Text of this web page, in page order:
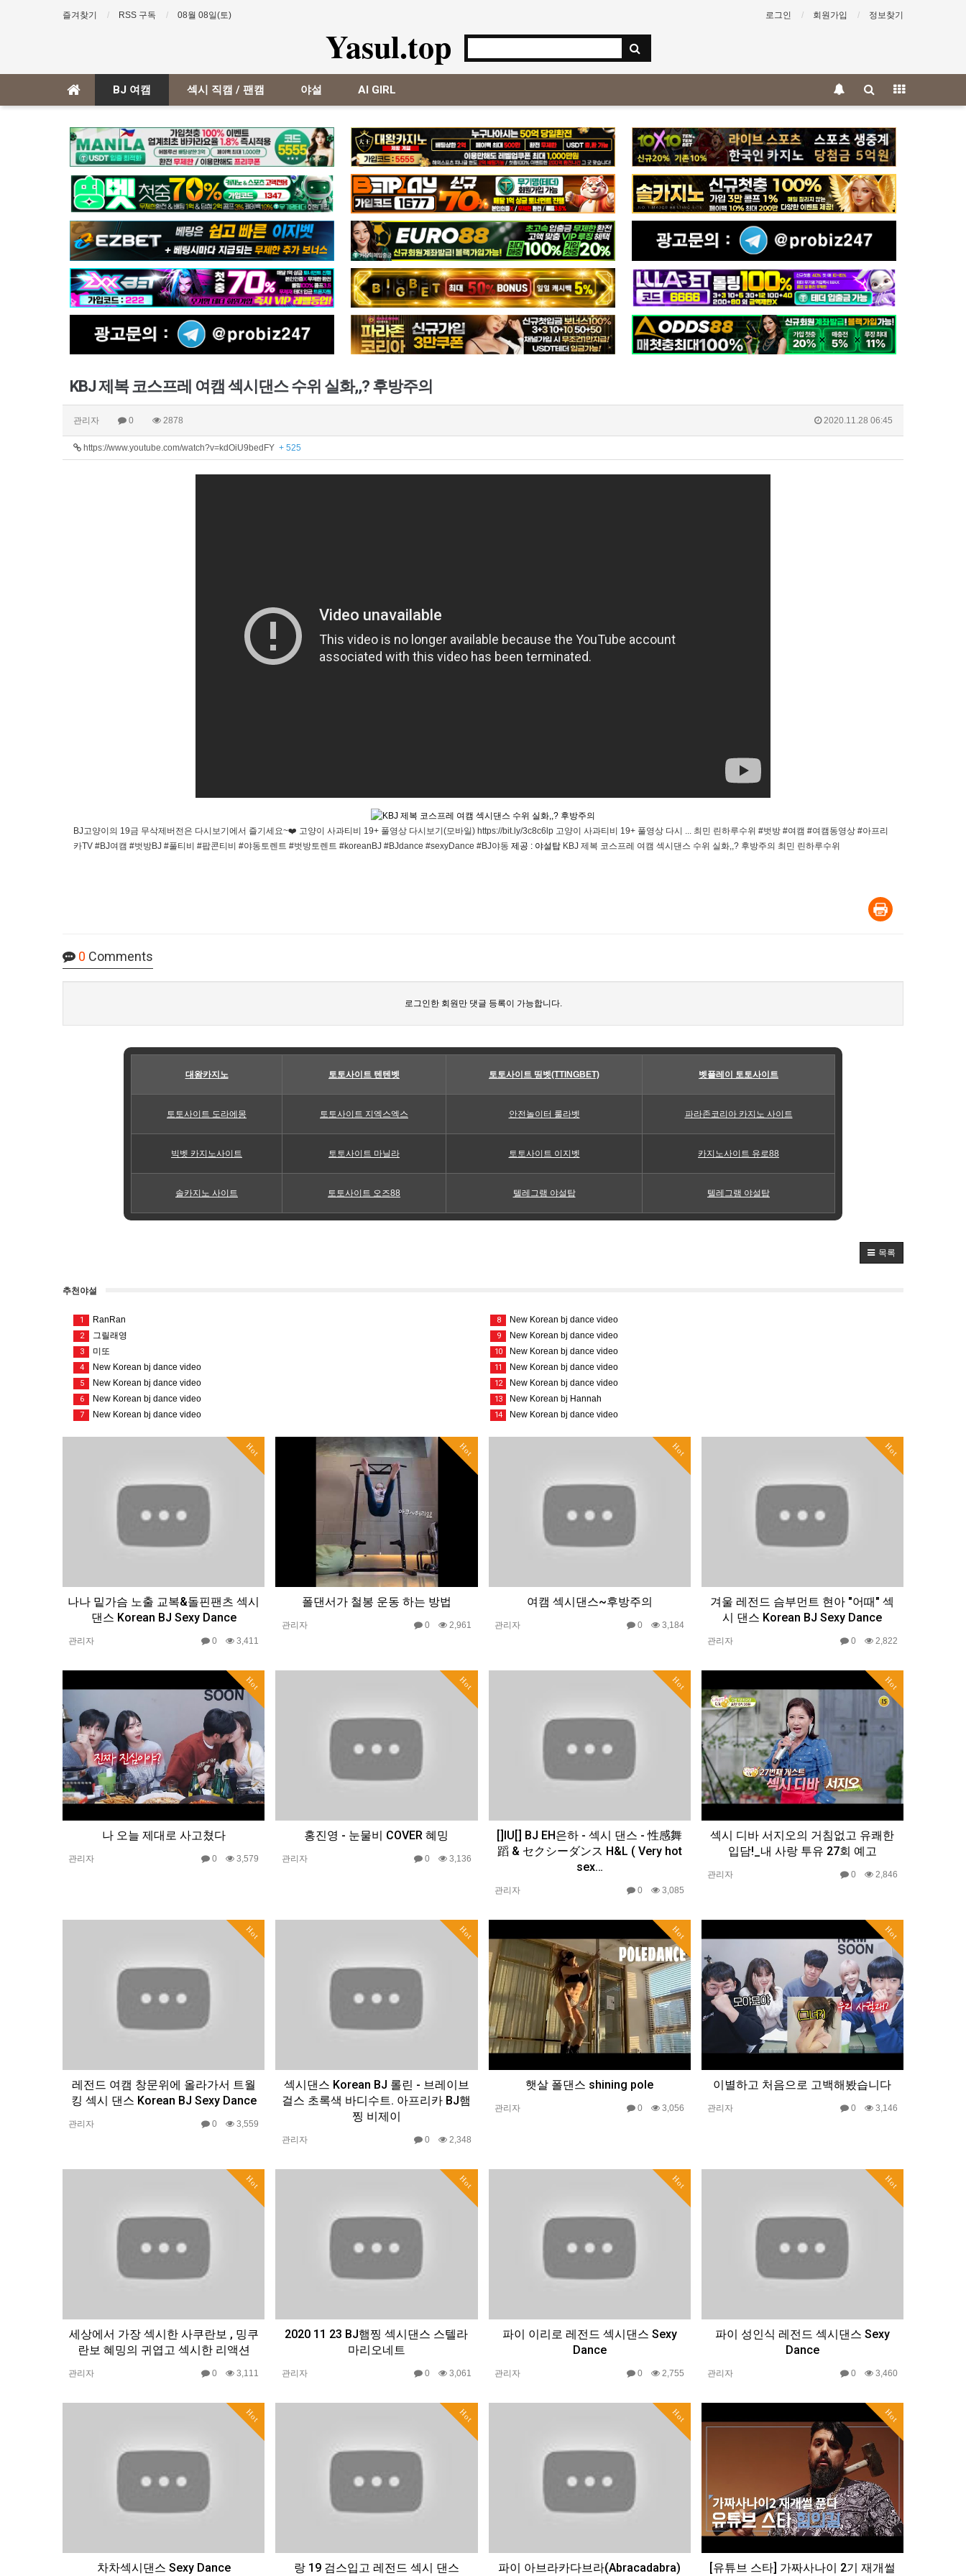
즐겨찾기 RSS 구독 08월 08일(토) 로그인 회원가입 정보찾기
Yasul.top
BJ 여캠 섹시 직캠 / 팬캠 야설 AI GIRL
KBJ 제복 코스프레 여캠 섹시댄스 수위 실화,,? 후방주의
관리자 0 2878 2020.11.28 06:45
https://www.youtube.com/watch?v=kdOiU9bedFY + 525
BJ고양이의 19금 무삭제버전은 다시보기에서 즐기세요~❤️ 고양이 사과티비 19+ 풀영상 다시보기(모바일) https://bit.ly/3c8c6lp 고양이 사과티비 19+ 풀영상 다시 ... 최민 린하루수위 #벗방 #여캠 #여캠동영상 #아프리
카TV #BJ여캠 #벗방BJ #풀티비 #팝콘티비 #야동토렌트 #벗방토렌트 #koreanBJ #BJdance #sexyDance #BJ야동 제공 : 야설탑 KBJ 제복 코스프레 여캠 섹시댄스 수위 실화,,? 후방주의 최민 린하루수위
0 Comments
로그인한 회원만 댓글 등록이 가능합니다.
대왕카지노 토토사이트 텐텐벳 토토사이트 띵벳(TTINGBET) 벳플레이 토토사이트
토토사이트 도라에몽 토토사이트 지엑스엑스 안전놀이터 룰라벳 파라존코리아 카지노 사이트
빅벳 카지노사이트 토토사이트 마닐라 토토사이트 이지벳 카지노사이트 유로88
솔카지노 사이트 토토사이트 오즈88 텔레그램 야설탑 텔레그램 야설탑
목록
추천야설
1 RanRan
2 그릴래영
3 미또
4 New Korean bj dance video
5 New Korean bj dance video
6 New Korean bj dance video
7 New Korean bj dance video
8 New Korean bj dance video
9 New Korean bj dance video
10 New Korean bj dance video
11 New Korean bj dance video
12 New Korean bj dance video
13 New Korean bj Hannah
14 New Korean bj dance video
Hot
나나 밑가슴 노출 교복&돌핀팬츠 섹시
댄스 Korean BJ Sexy Dance
관리자 0 3,411
Hot
폴댄서가 철봉 운동 하는 방법
관리자 0 2,961
Hot
여캠 섹시댄스~후방주의
관리자 0 3,184
Hot
겨울 레전드 슴부먼트 현아 "어때" 섹
시 댄스 Korean BJ Sexy Dance
관리자 0 2,822
Hot
나 오늘 제대로 사고쳤다
관리자 0 3,579
Hot
홍진영 - 눈물비 COVER 혜밍
관리자 0 3,136
Hot
[]IU[] BJ EH은하 - 섹시 댄스 - 性感舞
蹈 & セクシーダンス H&L ( Very hot
sex…
관리자 0 3,085
Hot
섹시 디바 서지오의 거침없고 유쾌한
입담!_내 사랑 투유 27회 예고
관리자 0 2,846
Hot
레전드 여캠 창문위에 올라가서 트월
킹 섹시 댄스 Korean BJ Sexy Dance
관리자 0 3,559
Hot
섹시댄스 Korean BJ 롤린 - 브레이브
걸스 초록색 바디수트. 아프리카 BJ햄
찡 비제이
관리자 0 2,348
Hot
햇살 폴댄스 shining pole
관리자 0 3,056
Hot
이별하고 처음으로 고백해봤습니다
관리자 0 3,146
Hot
세상에서 가장 섹시한 사쿠란보 , 밍쿠
란보 혜밍의 귀엽고 섹시한 리액션
관리자 0 3,111
Hot
2020 11 23 BJ햄찡 섹시댄스 스텔라
마리오네트
관리자 0 3,061
Hot
파이 이리로 레전드 섹시댄스 Sexy
Dance
관리자 0 2,755
Hot
파이 성인식 레전드 섹시댄스 Sexy
Dance
관리자 0 3,460
Hot
차차섹시댄스 Sexy Dance
Hot
랑 19 검스입고 레전드 섹시 댄스
Hot
파이 아브라카다브라(Abracadabra)
Hot
[유튜브 스타] 가짜사나이 2기 재개썰